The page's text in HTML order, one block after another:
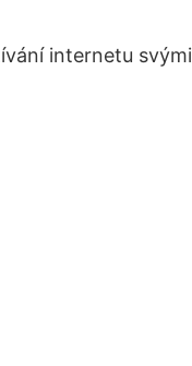
internetu svými